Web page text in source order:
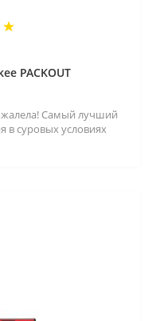
PACKOUT
Самый лучший
в суровых условиях